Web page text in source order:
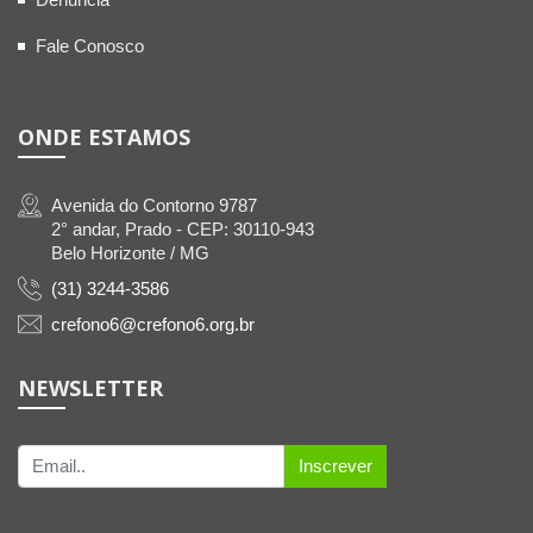
Fale Conosco
ONDE ESTAMOS
Avenida do Contorno 9787
2° andar, Prado - CEP: 30110-943
Belo Horizonte / MG
(31) 3244-3586
crefono6@crefono6.org.br
NEWSLETTER
Inscrever